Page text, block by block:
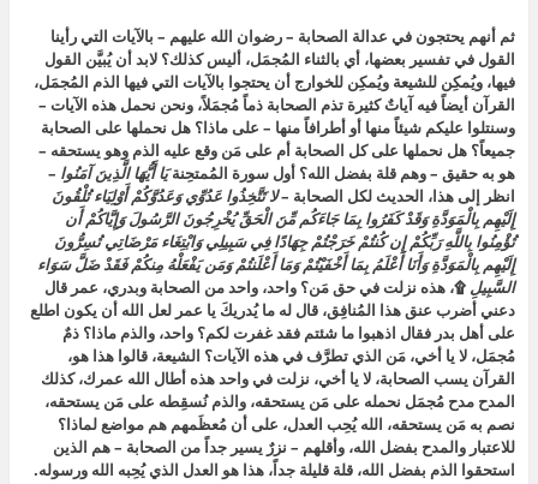
ثم أنهم يحتجون في عدالة الصحابة – رضوان الله عليهم – بالآيات التي رأينا
القول في تفسير بعضها، أي بالثناء المُجمَل، أليس كذلك؟ لابد أن يُبيَّن القول
فيها، ويُمكِن للشيعة ويُمكِن للخوارج أن يحتجوا بالآيات التي فيها الذم المُجمَل،
القرآن أيضاً فيه آياتٌ كثيرة تذم الصحابة ذماً مُجمَلاً، ونحن نحمل هذه الآيات –
وسنتلوا عليكم شيئاً منها أو أطرافاً منها – على ماذا؟ هل نحملها على الصحابة
جميعاً؟ هل نحملها على كل الصحابة أم على مَن وقع عليه الذم وهو يستحقه –
هو به حقيق – وهم قلة بفضل الله؟ أول سورة المُمتحِنةيَا أَيُّهَا الَّذِينَ آمَنُوا –
انظر إلى هذا، الحديث لكل الصحابة –لا تَتَّخِذُوا عَدُوِّي وَعَدُوَّكُمْ أَوْلِيَاء تُلْقُونَ
إِلَيْهِم بِالْمَوَدَّةِ وَقَدْ كَفَرُوا بِمَا جَاءَكُم مِّنَ الْحَقِّ يُخْرِجُونَ الرَّسُولَ وَإِيَّاكُمْ أَن
تُؤْمِنُوا بِاللَّهِ رَبِّكُمْ إِن كُنتُمْ خَرَجْتُمْ جِهَادًا فِي سَبِيلِي وَابْتِغَاء مَرْضَاتِي تُسِرُّونَ
إِلَيْهِم بِالْمَوَدَّةِ وَأَنَا أَعْلَمُ بِمَا أَخْفَيْتُمْ وَمَا أَعْلَنتُمْ وَمَن يَفْعَلْهُ مِنكُمْ فَقَدْ ضَلَّ سَوَاء
السَّبِيلِ ۩، هذه نزلت في حق مَن؟ واحد، واحد من الصحابة وبدري، عمر قال
دعني أضرب عنق هذا المُنافِق، قال له ما يُدريكَ يا عمر لعل الله أن يكون اطلع
على أهل بدر فقال اذهبوا ما شئتم فقد غفرت لكم؟ واحد، والذم ماذا؟ ذمٌ
مُجمَل، لا يا أخي، مَن الذي تطرَّف في هذه الآيات؟ الشيعة، قالوا هذا هو،
القرآن يسب الصحابة، لا يا أخي، نزلت في واحد هذه أطال الله عمرك، كذلك
المدح مدح مُجمَل نحمله على مَن يستحقه، والذم نُسقِطه على مَن يستحقه،
نصم به مَن يستحقه، الله يُحِب العدل، على أن مُعظَمهم هم مواضع لماذا؟
للاعتبار والمدح بفضل الله، وأقلهم – نزرٌ يسير جداً من الصحابة – هم الذين
استحقوا الذم بفضل الله، قلة قليلة جداً، هذا هو العدل الذي يُحِبه الله ورسوله.